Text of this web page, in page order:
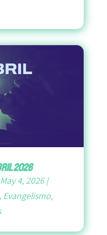
2026
May 4, 2026|
Evangelismo,